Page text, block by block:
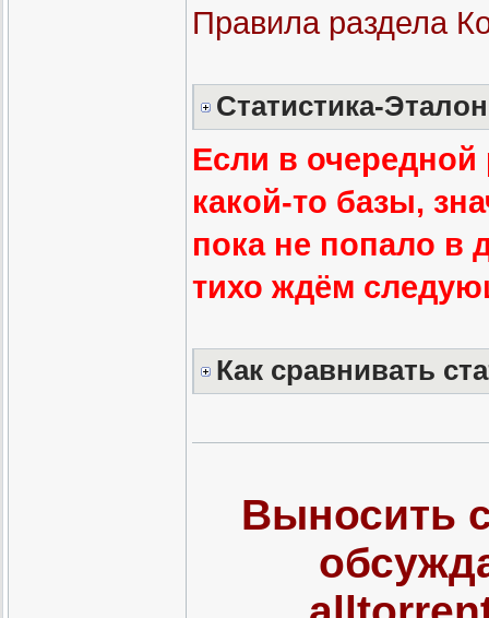
Правила раздела
Статистика-Эталон
Если в
какой-то базы,
пока не попало в
тихо ждём
Как сравнивать
Выносить